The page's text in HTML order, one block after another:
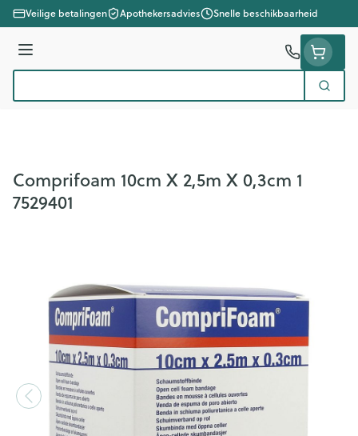
Ga naar de inhoud
Veilige betalingen Apothekersadvies Snelle beschikbaarheid
Menu
Zoek
Comprifoam 10cm X 2,5m X 0,3cm 1
7529401